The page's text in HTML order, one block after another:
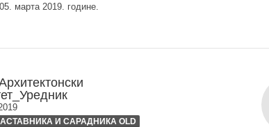
марта 2019. године.
И САРАДНИКА OLD